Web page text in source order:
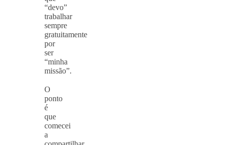
“devo”
trabalhar
sempre
gratuitamente
por
ser
“minha
missão”.
O
ponto
é
que
comecei
a